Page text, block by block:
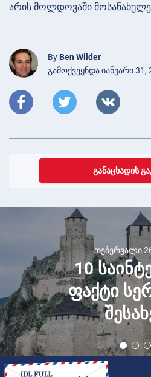
არის მოლდოვაში
By Ben Wilder
გამოქვეყნდა იანვარი 31,
ᲒᲐᲜᲐᲪᲮᲐᲓᲘᲡ
თებერვალი
10
ფაქტი